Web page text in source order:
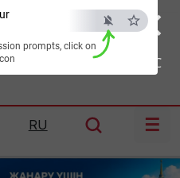
×
ESC
prompts, click on
Шымкент:32°C
RU ☰